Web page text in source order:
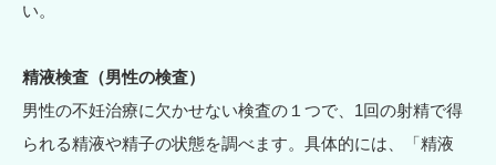
い。
精液検査（男性の検査）
男性の不妊治療に欠かせない検査の１つで、1回の射精で得
られる精液や精子の状態を調べます。具体的には、「精液